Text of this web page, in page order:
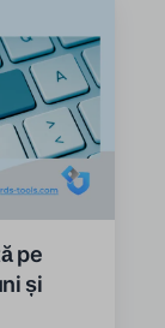
pe
și